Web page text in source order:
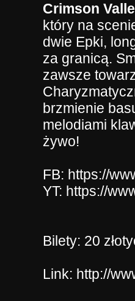
Crimson
który na
dwie Epki,
za granicą.
zawsze
brzmienie
melodiami
żywo!
FB: https://
YT: https://
Bilety: 20
Link: http://